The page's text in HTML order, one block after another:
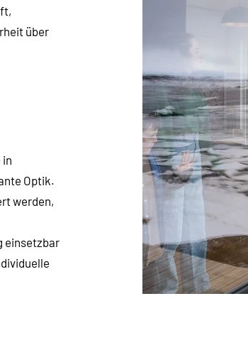
über
in
Optik.
werden,
einsetzbar